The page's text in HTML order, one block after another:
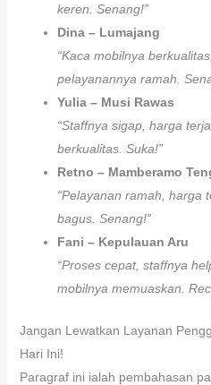
keren. Senang!”
Dina – Lumajang
“Kaca mobilnya
pelayanannya ramah.
Yulia – Musi Rawas
“Staffnya sigap, harga
berkualitas. Suka!”
Retno – Mamberamo
“Pelayanan ramah, harga
bagus. Senang!”
Fani – Kepulauan Aru
“Proses cepat, staffnya
mobilnya memuaskan.
Jangan Lewatkan Layanan
Hari Ini!
Paragraf ini ialah pembahasan